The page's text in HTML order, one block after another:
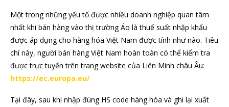
Một trong những yếu tố được nhiều doanh nghiệp quan tâm
nhất khi bán hàng vào thị trường Áo là thuế suất nhập khẩu
được áp dụng cho hàng hóa Việt Nam được tính như nào. Tiêu
chí này, người bán hàng Việt Nam hoàn toàn có thể kiểm tra
được trực tuyến trên trang website của Liên Minh châu Âu:
https://ec.europa.eu/
Tại đây, sau khi nhập đúng HS code hàng hóa và ghi lại xuất